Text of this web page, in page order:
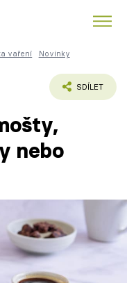
vaření Novinky
SDÍLET
nebo